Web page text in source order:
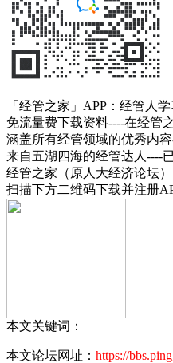
「经管之家」APP：经管人
免流量费下载资料----在经管
涵盖所有经管领域的优秀内
来自五湖四海的经管达人----
经管之家（原人大经济论坛
扫描下方二维码下载并注册
本文关键词：
本文论坛网址： https://